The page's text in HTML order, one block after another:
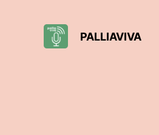
PALLIAVIVA